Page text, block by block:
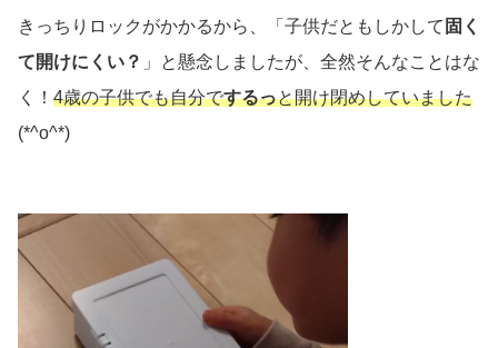
きっちりロックがかかるから、「子供だともしかして 固く
て開けにくい？ 」と懸念しましたが、全然そんなことはな
く！ 4歳の子供でも自分でするっと開け閉めしていました
(*^o^*)